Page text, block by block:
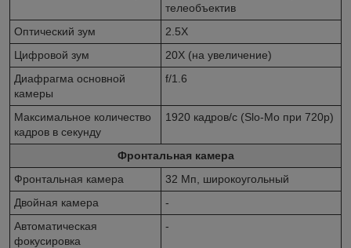
телеобъектив
Оптический зум
2.5X
Цифровой зум
20X (на увеличение)
Диафрагма основной
камеры
f/1.6
Максимальное количество
кадров в секунду
1920 кадров/с (Slo-Mo при 720p)
Фронтальная камера
Фронтальная камера
32 Мп, широкоугольный
Двойная камера
-
Автоматическая
фокусировка
-